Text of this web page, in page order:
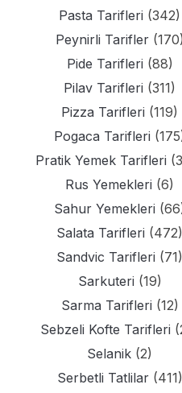
Pasta Tarifleri (342)
Peynirli Tarifler(170)
Pide Tarifleri (88)
Pilav Tarifleri (311)
Pizza Tarifleri (119)
Pogaca Tarifleri
Pratik Yemek Tarifleri
Rus Yemekleri (6)
Sahur Yemekleri
Salata Tarifleri (472)
Sandvic Tarifleri (71)
Sarkuteri (19)
Sarma Tarifleri (12)
Sebzeli Kofte Tarifleri
Selanik (2)
Serbetli Tatlilar(411)